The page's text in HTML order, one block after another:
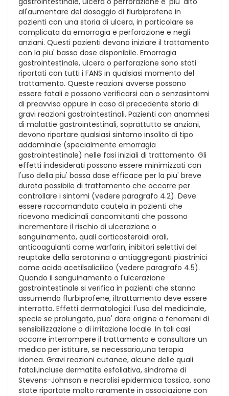
all'aumentare del dosaggio di flurbiprofene in
pazienti con una storia di ulcera, in particolare se
complicata da emorragia e perforazione e negli
anziani. Questi pazienti devono iniziare il trattamento
con la piu' bassa dose disponibile. Emorragia
gastrointestinale, ulcera o perforazione sono stati
riportati con tutti i FANS in qualsiasi momento del
trattamento. Queste reazioni avverse possono
essere fatali e possono verificarsi con o senzasintomi
di preavviso oppure in caso di precedente storia di
gravi reazioni gastrointestinali. Pazienti con anamnesi
di malattie gastrointestinali, soprattutto se anziani,
devono riportare qualsiasi sintomo insolito di tipo
addominale (specialmente emorragia
gastrointestinale) nelle fasi iniziali di trattamento. Gli
effetti indesiderati possono essere minimizzati con
l'uso della piu' bassa dose efficace per la piu' breve
durata possibile di trattamento che occorre per
controllare i sintomi (vedere paragrafo 4.2). Deve
essere raccomandata cautela in pazienti che
ricevono medicinali concomitanti che possono
incrementare il rischio di ulcerazione o
sanguinamento, quali corticosteroidi orali,
anticoagulanti come warfarin, inibitori selettivi del
reuptake della serotonina o antiaggreganti piastrinici
come acido acetilsalicilico (vedere paragrafo 4.5).
Quando il sanguinamento o l'ulcerazione
gastrointestinale si verifica in pazienti che stanno
assumendo flurbiprofene, iltrattamento deve essere
interrotto. Effetti dermatologici: l'uso del medicinale,
specie se prolungato, puo' dare origine a fenomeni di
sensibilizzazione o di irritazione locale. In tali casi
occorre interrompere il trattamento e consultare un
medico per istituire, se necessario,una terapia
idonea. Gravi reazioni cutanee, alcune delle quali
fatali,incluse dermatite esfoliativa, sindrome di
Stevens-Johnson e necrolisi epidermica tossica, sono
state riportate molto raramente in associazione con